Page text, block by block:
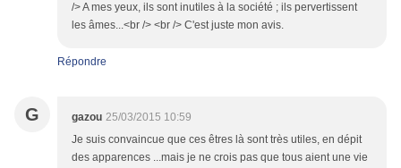
/> A mes yeux, ils sont inutiles à la société ; ils pervertissent
les âmes...<br /> <br /> C'est juste mon avis.
Répondre
G gazou 25/03/2015 10:59
Je suis convaincue que ces êtres là sont très utiles, en dépit
des apparences ...mais je ne crois pas que tous aient une vie